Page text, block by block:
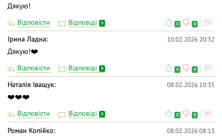
Дякую!
Відповісти Відповіді 0 0 0
Iрина Ладна 10.02.2026 20:32
Дякую!❤️
Відповісти Відповіді 0 0 0
Наталія Іващук 08.02.2026 10:35
❤️❤️❤️
Відповісти Відповіді 0 0 0
Роман Копійко 08.02.2026 08:13